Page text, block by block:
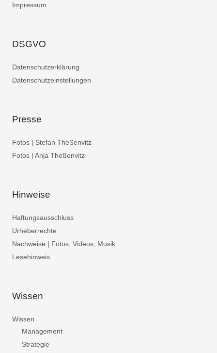
Impressum
DSGVO
Datenschutzerklärung
Datenschutzeinstellungen
Presse
Fotos | Stefan Theßenvitz
Fotos | Anja Theßenvitz
Hinweise
Haftungsausschluss
Urheberrechte
Nachweise | Fotos, Videos, Musik
Lesehinweis
Wissen
Wissen
Management
Strategie